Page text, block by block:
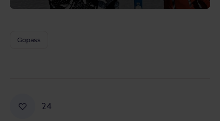
Gopass
24